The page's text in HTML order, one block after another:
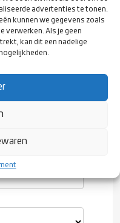
advertenties te tonen.
kunnen we gegevens zoals
verwerken. Als je geen
kan dit een nadelige